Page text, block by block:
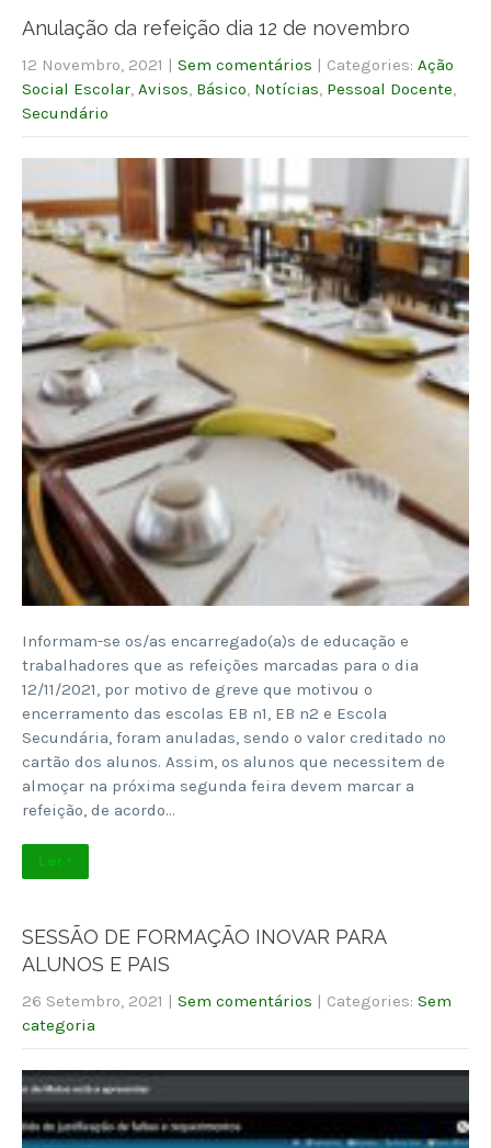
Anulação da refeição dia 12 de novembro
12 Novembro, 2021 | Sem comentários | Categories: Ação
Social Escolar Avisos Básico Notícias Pessoal Docente
Secundário
Informam-se os/as encarregado(a)s de educação e
trabalhadores que as refeições marcadas para o dia
12/11/2021, por motivo de greve que motivou o
encerramento das escolas EB n1, EB n2 e Escola
Secundária, foram anuladas, sendo o valor creditado no
cartão dos alunos. Assim, os alunos que necessitem de
almoçar na próxima segunda feira devem marcar a
refeição, de acordo…
Ler +
SESSÃO DE FORMAÇÃO INOVAR PARA
ALUNOS E PAIS
26 Setembro, 2021 | Sem comentários | Categories: Sem
categoria